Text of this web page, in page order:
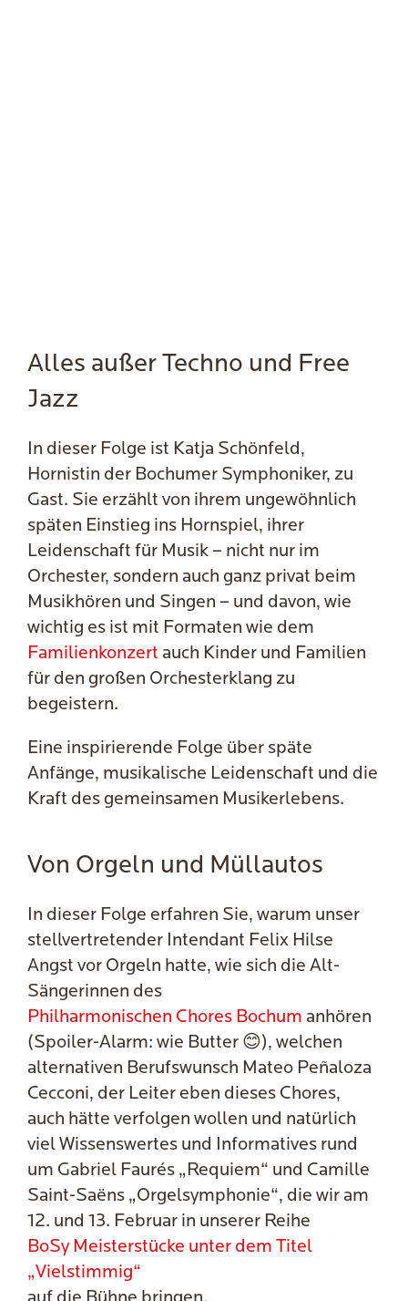
Alles außer Techno und Free
Jazz
In dieser Folge ist Katja Schönfeld,
Hornistin der Bochumer Symphoniker, zu
Gast. Sie erzählt von ihrem ungewöhnlich
späten Einstieg ins Hornspiel, ihrer
Leidenschaft für Musik – nicht nur im
Orchester, sondern auch ganz privat beim
Musikhören und Singen – und davon, wie
wichtig es ist mit Formaten wie dem
Familienkonzert auch Kinder und Familien
für den großen Orchesterklang zu
begeistern.
Eine inspirierende Folge über späte
Anfänge, musikalische Leidenschaft und die
Kraft des gemeinsamen Musikerlebens.
Von Orgeln und Müllautos
In dieser Folge erfahren Sie, warum unser
stellvertretender Intendant Felix Hilse
Angst vor Orgeln hatte, wie sich die Alt-
Sängerinnen des
Philharmonischen Chores Bochum anhören
(Spoiler-Alarm: wie Butter 😊), welchen
alternativen Berufswunsch Mateo Peñaloza
Cecconi, der Leiter eben dieses Chores,
auch hätte verfolgen wollen und natürlich
viel Wissenswertes und Informatives rund
um Gabriel Faurés „Requiem“ und Camille
Saint-Saëns „Orgelsymphonie“, die wir am
12. und 13. Februar in unserer Reihe
BoSy Meisterstücke unter dem Titel
„Vielstimmig“